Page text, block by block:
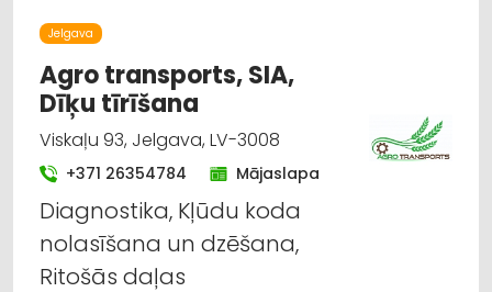
Jelgava
Agro transports, SIA,
Dīķu tīrīšana
Viskaļu 93, Jelgava, LV-3008
+371 26354784 Mājaslapa
Diagnostika, Kļūdu koda
nolasīšana un dzēšana,
Ritošās daļas